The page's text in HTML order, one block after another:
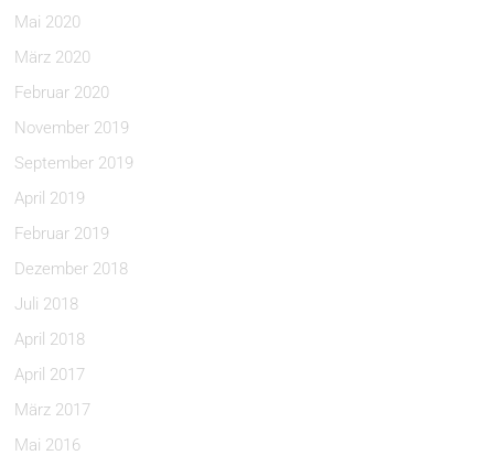
Mai 2020
März 2020
Februar 2020
November 2019
September 2019
April 2019
Februar 2019
Dezember 2018
Juli 2018
April 2018
April 2017
März 2017
Mai 2016